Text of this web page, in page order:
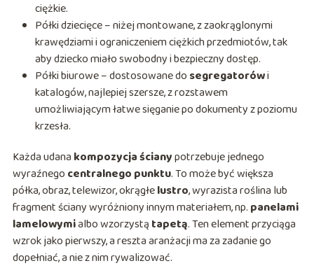
ciężkie.
Półki dziecięce – niżej montowane, z zaokrąglonymi
krawędziami i ograniczeniem ciężkich przedmiotów, tak
aby dziecko miało swobodny i bezpieczny dostęp.
Półki biurowe – dostosowane do segregatorówi
katalogów, najlepiej szersze, z rozstawem
umożliwiającym łatwe sięganie po dokumenty z poziomu
krzesła.
Każda udana kompozycja ścianypotrzebuje jednego
wyraźnego centralnego punktu. To może być większa
półka, obraz, telewizor, okrągłelustro, wyrazista roślina lub
fragment ściany wyróżniony innym materiałem, np. panelami
lamelowymialbo wzorzystą tapetą. Ten element przyciąga
wzrok jako pierwszy, a reszta aranżacji ma za zadanie go
dopełniać, a nie z nim rywalizować.